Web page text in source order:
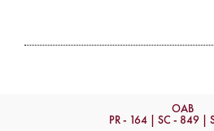
OAB
PR - 164 | SC - 849 |